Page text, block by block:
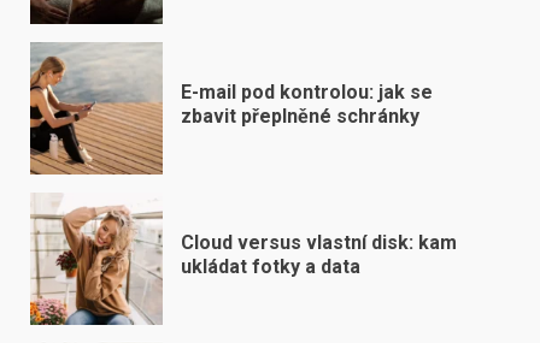
E-mail pod kontrolou: jak se
zbavit přeplněné schránky
Cloud versus vlastní disk: kam
ukládat fotky a data